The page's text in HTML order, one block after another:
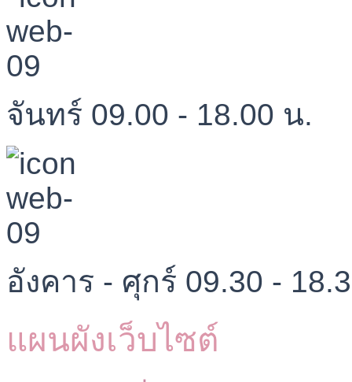
จันทร์ 09.00 - 18.00 น.
อังคาร - ศุกร์ 09.30 -
แผนผังเว็บไซต์